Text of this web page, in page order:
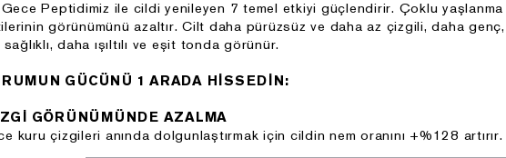
Peptidimiz ile cildi yenileyen 7 temel etkiyi güçlendirir. Çoklu yaşlanma
görünümünü azaltır. Cilt daha pürüzsüz ve daha az çizgili, daha genç,
daha ışıltılı ve eşit tonda görünür.
GÜCÜNÜ 1 ARADA HİSSEDİN:
GÖRÜNÜMÜNDE AZALMA
kuru çizgileri anında dolgunlaştırmak için cildin nem oranını +%128 artırır.